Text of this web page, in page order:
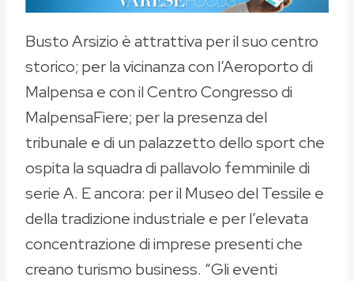
Busto Arsizio è attrattiva per il suo centro
storico; per la vicinanza con l’Aeroporto di
Malpensa e con il Centro Congresso di
MalpensaFiere; per la presenza del
tribunale e di un palazzetto dello sport che
ospita la squadra di pallavolo femminile di
serie A. E ancora: per il Museo del Tessile e
della tradizione industriale e per l’elevata
concentrazione di imprese presenti che
creano turismo business. “Gli eventi